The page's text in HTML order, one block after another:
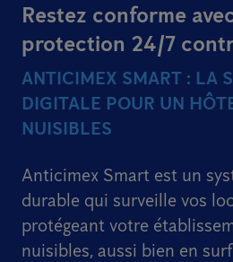
Restez conforme
protection 24/7
ANTICIMEX SMART : LA
DIGITALE POUR UN
NUISIBLES
Anticimex Smart est un
durable qui surveille vos
protégeant votre
nuisibles, aussi bien en